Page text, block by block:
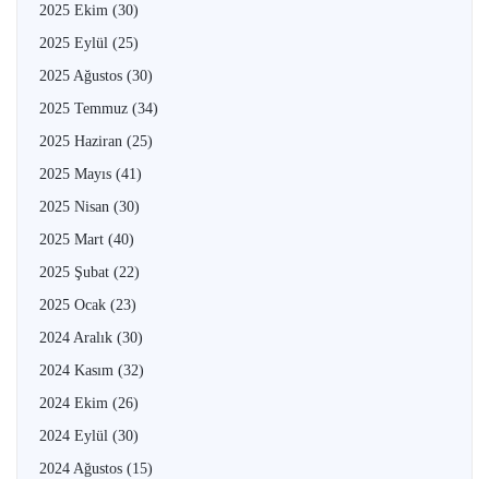
2025 Ekim (30)
2025 Eylül (25)
2025 Ağustos (30)
2025 Temmuz (34)
2025 Haziran (25)
2025 Mayıs (41)
2025 Nisan (30)
2025 Mart (40)
2025 Şubat (22)
2025 Ocak (23)
2024 Aralık (30)
2024 Kasım (32)
2024 Ekim (26)
2024 Eylül (30)
2024 Ağustos (15)